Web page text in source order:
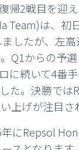
帰2戦目を迎
Team)は、初
したが、左
Q1からの予
に続いて4番
た。決勝では
上げが注目さ
にRepsol